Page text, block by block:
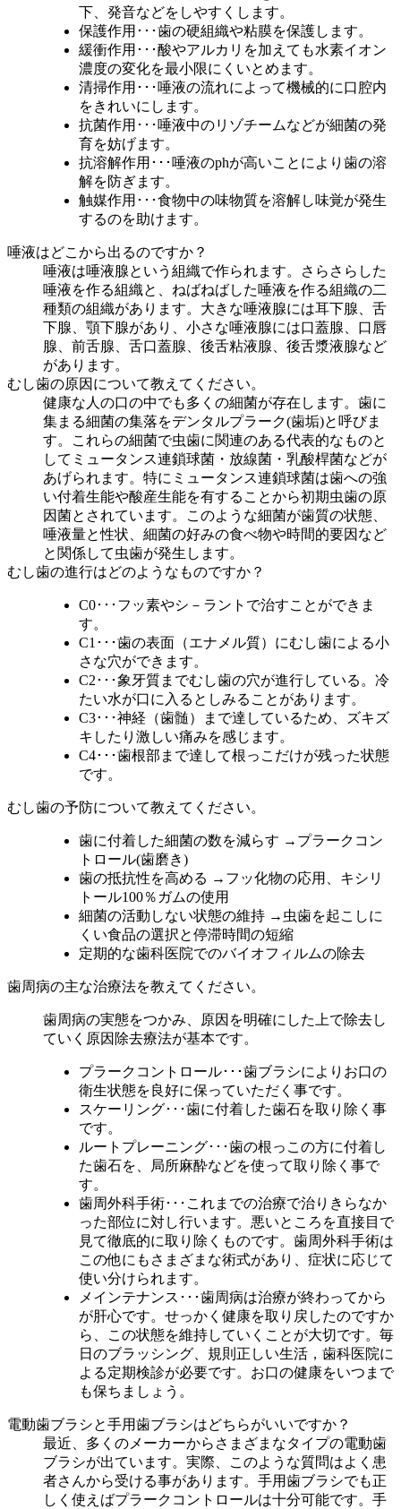
下、発音などをしやすくします。
保護作用 ･･･歯の硬組織や粘膜を保護します。
緩衝作用 ･･･酸やアルカリを加えても水素イオン
濃度の変化を最小限にくいとめます。
清掃作用 ･･･唾液の流れによって機械的に口腔内
をきれいにします。
抗菌作用 ･･･唾液中のリゾチームなどが細菌の発
育を妨げます。
抗溶解作用 ･･･唾液のphが高いことにより歯の溶
解を防ぎます。
触媒作用 ･･･食物中の味物質を溶解し味覚が発生
するのを助けます。
唾液はどこから出るのですか？
唾液は唾液腺という組織で作られます。さらさらした
唾液を作る組織と、ねばねばした唾液を作る組織の二
種類の組織があります。大きな唾液腺には耳下腺、舌
下腺、顎下腺があり、小さな唾液腺には口蓋腺、口唇
腺、前舌腺、舌口蓋腺、後舌粘液腺、後舌漿液腺など
があります。
むし歯の原因について教えてください。
健康な人の口の中でも多くの細菌が存在します。歯に
集まる細菌の集落をデンタルプラーク(歯垢)と呼びま
す。これらの細菌で虫歯に関連のある代表的なものと
してミュータンス連鎖球菌・放線菌・乳酸桿菌などが
あげられます。特にミュータンス連鎖球菌は歯への強
い付着生能や酸産生能を有することから初期虫歯の原
因菌とされています。このような細菌が歯質の状態、
唾液量と性状、細菌の好みの食べ物や時間的要因など
と関係して虫歯が発生します。
むし歯の進行はどのようなものですか？
C0･･･フッ素やシ－ラントで治すことができま
す。
C1 ･･･歯の表面（エナメル質）にむし歯による小
さな穴ができます。
C2 ･･･象牙質までむし歯の穴が進行している。冷
たい水が口に入るとしみることがあります。
C3･･･神経（歯髄）まで達しているため、ズキズ
キしたり激しい痛みを感じます。
C4･･･歯根部まで達して根っこだけが残った状態
です。
むし歯の予防について教えてください。
歯に付着した細菌の数を減らす →プラークコン
トロール(歯磨き)
歯の抵抗性を高める →フッ化物の応用、キシリ
トール100％ガムの使用
細菌の活動しない状態の維持 →虫歯を起こしに
くい食品の選択と停滞時間の短縮
定期的な歯科医院でのバイオフィルムの除去
歯周病の主な治療法を教えてください。
歯周病の実態をつかみ、原因を明確にした上で除去し
ていく原因除去療法が基本です。
プラークコントロール･･･歯ブラシによりお口の
衛生状態を良好に保っていただく事です。
スケーリング･･･歯に付着した歯石を取り除く事
です。
ルートプレーニング･･･歯の根っこの方に付着し
た歯石を、局所麻酔などを使って取り除く事で
す。
歯周外科手術･･･これまでの治療で治りきらなか
った部位に対し行います。悪いところを直接目で
見て徹底的に取り除くものです。歯周外科手術は
この他にもさまざまな術式があり、症状に応じて
使い分けられます。
メインテナンス ･･･歯周病は治療が終わってから
が肝心です。せっかく健康を取り戻したのですか
ら、この状態を維持していくことが大切です。毎
日のブラッシング、規則正しい生活，歯科医院に
よる定期検診が必要です。お口の健康をいつまで
も保ちましょう。
電動歯ブラシと手用歯ブラシはどちらがいいですか？
最近、多くのメーカーからさまざまなタイプの電動歯
ブラシが出ています。実際、このような質問はよく患
者さんから受ける事があります。手用歯ブラシでも正
しく使えばプラークコントロールは十分可能です。手